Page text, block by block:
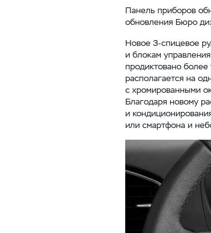
Панель приборов
обновления Бюро
Новое 3-спицевое
и блокам
продиктовано
располагается на
с хромированными
Благодаря новому
и
или смартфона и